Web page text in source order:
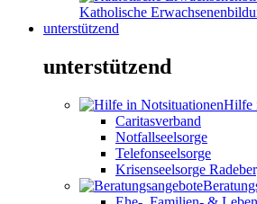
Katholische
unterstützend
unterstützend
Hilfe
Caritasverband
Notfallseelsorge
Telefonseelsorge
Krisenseelsorge